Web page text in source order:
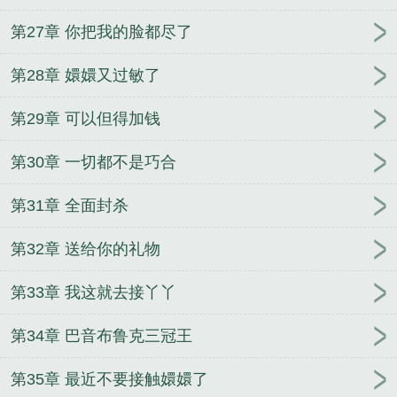
第27章 你把我的脸都尽了
第28章 嬛嬛又过敏了
第29章 可以但得加钱
第30章 一切都不是巧合
第31章 全面封杀
第32章 送给你的礼物
第33章 我这就去接丫丫
第34章 巴音布鲁克三冠王
第35章 最近不要接触嬛嬛了